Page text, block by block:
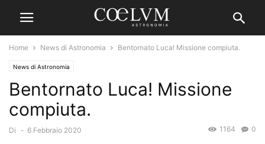
Home News di Astronomia Bentornato Luca! Missione compiuta.
News di Astronomia
Bentornato Luca! Missione
compiuta.
Di - 6 Febbraio 2020 0
1164